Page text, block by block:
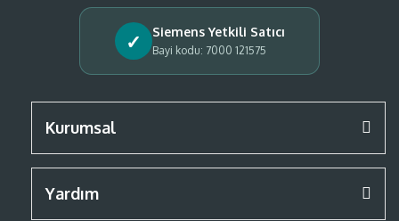
✓ Siemens Yetkili Satıcı
Bayi kodu: 7000 121575
Kurumsal
Yardım